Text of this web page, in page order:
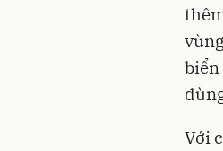
Với